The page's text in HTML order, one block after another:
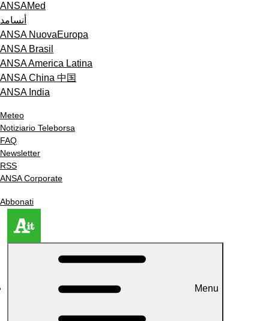
ANSAMed
أنسامد
ANSA NuovaEuropa
ANSA Brasil
ANSA America Latina
ANSA China 中国
ANSA India
Meteo
Notiziario Teleborsa
FAQ
Newsletter
RSS
ANSA Corporate
Abbonati
Menu